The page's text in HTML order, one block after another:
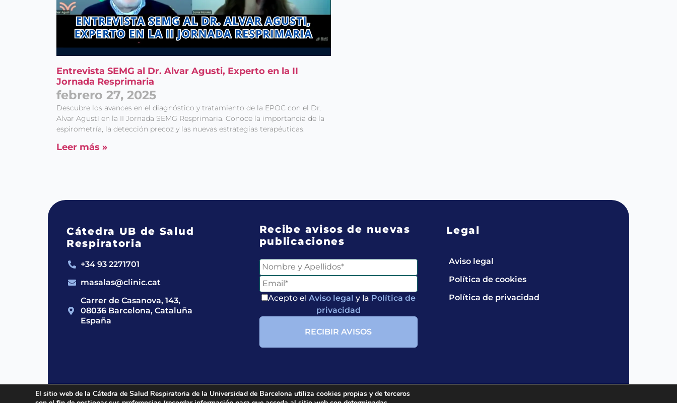
Entrevista SEMG al Dr. Alvar Agusti, Experto en la II
Jornada Resprimaria
febrero 27, 2025
Descubre los avances en el diagnóstico y tratamiento de la EPOC con el Dr.
Alvar Agustí en la II Jornada SEMG Resprimaria. Conoce la importancia de la
espirometría, la detección precoz y las nuevas estrategias terapéuticas.
Leer más »
Cátedra UB de Salud
Respiratoria
+34 93 2271701
masalas@clinic.cat
Carrer de Casanova, 143,
08036 Barcelona, Cataluña
España
Recibe avisos de nuevas
publicaciones
Acepto el Aviso legal y la Política de
privacidad
Legal
Aviso legal
Política de cookies
Política de privacidad
El sitio web de la Cátedra de Salud Respiratoria de la Universidad de Barcelona utiliza cookies propias y de terceros
Entérate de
Nuestras Publicaciones